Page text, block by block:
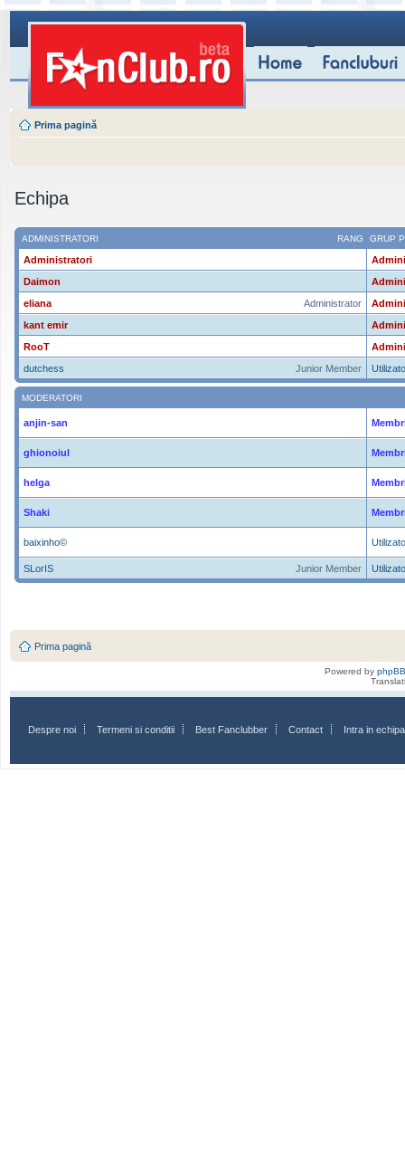
Prima pagină
Echipa
RANG
ADMINISTRATORI GRUP
Administratori
Daimon
Administrator
eliana
kant emir
RooT
Junior Member
dutchess
MODERATORI
anjin-san
ghionoiul
helga
Shaki
baixinho©
Junior Member
SLorIS
Prima pagină
Powered by phpBB
Despre noi Termeni si conditii Best Fanclubber Contact Intra in